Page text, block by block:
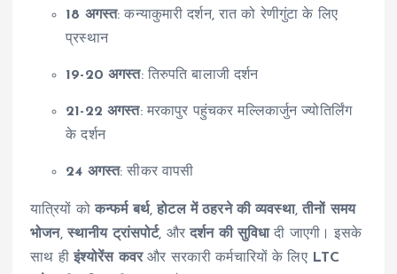
18 अगस्त: कन्याकुमारी दर्शन, रात को रेणीगुंटा के लिए
प्रस्थान
19-20 अगस्त: तिरुपति बालाजी दर्शन
21-22 अगस्त: मरकापुर पहुंचकर मल्लिकार्जुन ज्योतिर्लिंग
के दर्शन
24 अगस्त: सीकर वापसी
यात्रियों कोकन्फर्म बर्थ,होटल में ठहरने की व्यवस्था,तीनों समय
भोजन,स्थानीय ट्रांसपोर्ट, औरदर्शन की सुविधादी जाएगी। इसके
साथ हीइंश्योरेंस कवरऔर सरकारी कर्मचारियों के लिए LTC